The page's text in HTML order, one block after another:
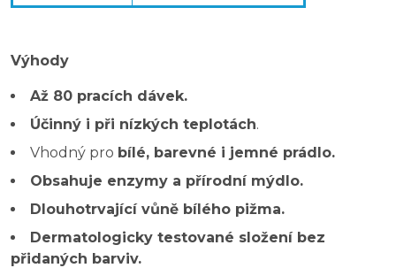
Výhody
Až 80 pracích dávek.
Účinný i při nízkých teplotách.
Vhodný pro bílé, barevné i jemné prádlo.
Obsahuje enzymy a přírodní mýdlo.
Dlouhotrvající vůně bílého pižma.
Dermatologicky testované složení bez
přidaných barviv.